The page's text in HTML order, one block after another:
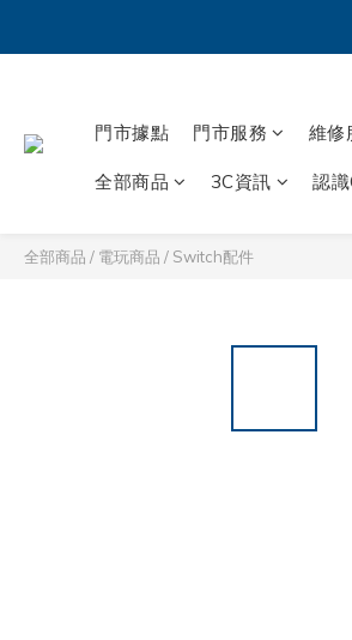
門市據點 門市服務 維修
全部商品 3C資訊 認
全部商品 / 電玩商品 / Switch配件